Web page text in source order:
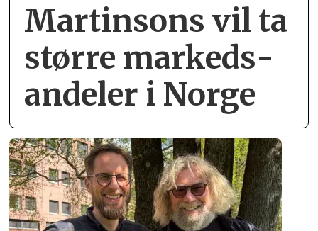
Martinsons vil ta
større markeds­
andeler i Norge